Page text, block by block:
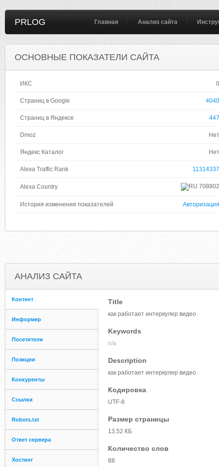
PRLOG Главная Анализ сайта
ОСНОВНЫЕ ПОКАЗАТЕЛИ САЙТА
ИКС 0
Страниц в Google 4040
Страниц в Яндексе 447
Dmoz Нет
Яндекс Каталог Нет
Alexa Traffic Rank 11314337
Alexa Country 708802
История изменения показателей Авторизация
АНАЛИЗ САЙТА
Контент
Информер
Посетители
Позиции
Конкуренты
Ссылки
Robots.txt
Ответ сервера
Хостинг
Title
как работает интеркулер видео
Keywords
n/a
Description
как работает интеркулер видео
Кодировка
UTF-8
Размер страницы
13.52 КБ
Количество слов
88